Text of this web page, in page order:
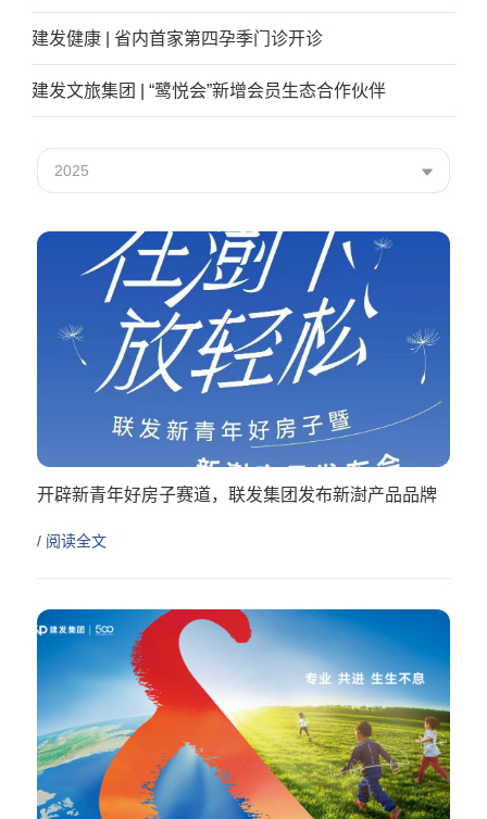
建发健康 | 省内首家第四孕季门诊开诊
建发文旅集团 | “鹭悦会”新增会员生态合作伙伴
2025
开辟新青年好房子赛道，联发集团发布新澍产品品牌
/ 阅读全文